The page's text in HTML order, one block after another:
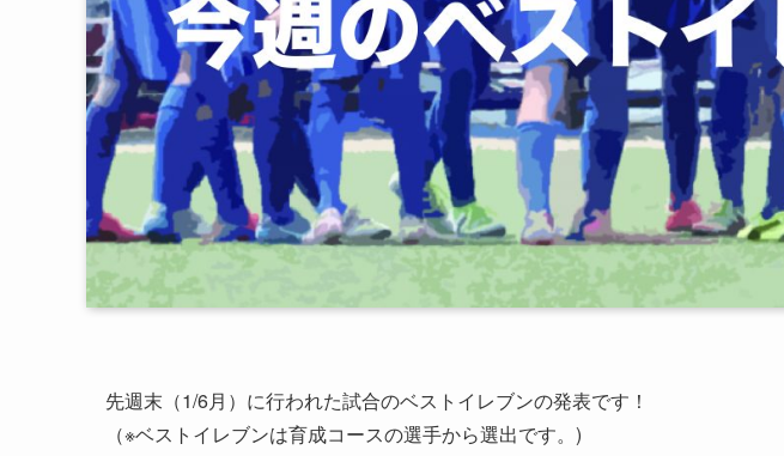
先週末（1/6月）に行われた試合のベストイレブンの発表です！
（※ベストイレブンは育成コースの選手から選出です。)